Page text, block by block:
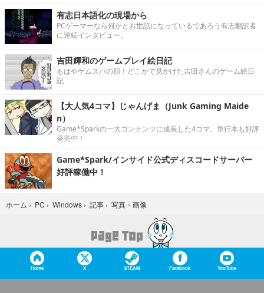
有志日本語化の現場から
PCゲーマーなら何かとお世話になっているであろう有志翻訳者
に連続インタビュー。
吉田輝和のゲームプレイ絵日記
もはやゲムスパの顔！どこかで見かけた吉田さんのゲーム絵日
記
【大人気4コマ】じゃんげま（Junk Gaming Maide
n）
Game*Sparkの一大コンテンツに成長した4コマ。単行本も好評
発売中！
Game*Spark/インサイド公式ディスコードサーバー
好評稼働中！
ホーム › PC › Windows › 記事 › 写真・画像
Home X STEAM Facebook YouTube